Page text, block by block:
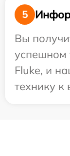
5
Вы
успешном
Fluke, и
технику